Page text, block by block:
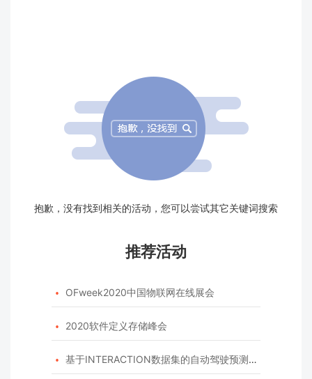
抱歉，没有找到相关的活动，您可以尝试其它关键词搜索
推荐活动
 OFweek2020中国物联网在线展会
 2020软件定义存储峰会
 基于INTERACTION数据集的自动驾驶预测模型挑战赛